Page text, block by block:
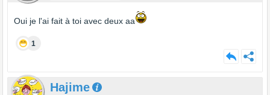
Oui je l'ai fait à toi avec deux aa
1
Hajime